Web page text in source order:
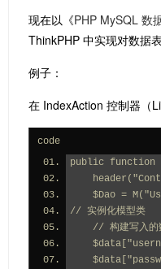
现在以《PHP MySQL 数
ThinkPHP 中实现对数据
例子：
在 IndexAction 控制器（
code
public
$Dao =
// 实例化模型类
// 构建写入